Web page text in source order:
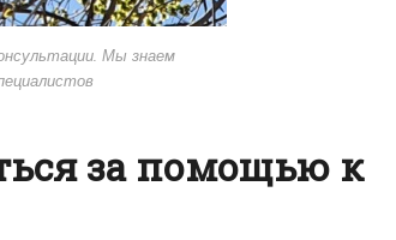
Мы знаем
за помощью к